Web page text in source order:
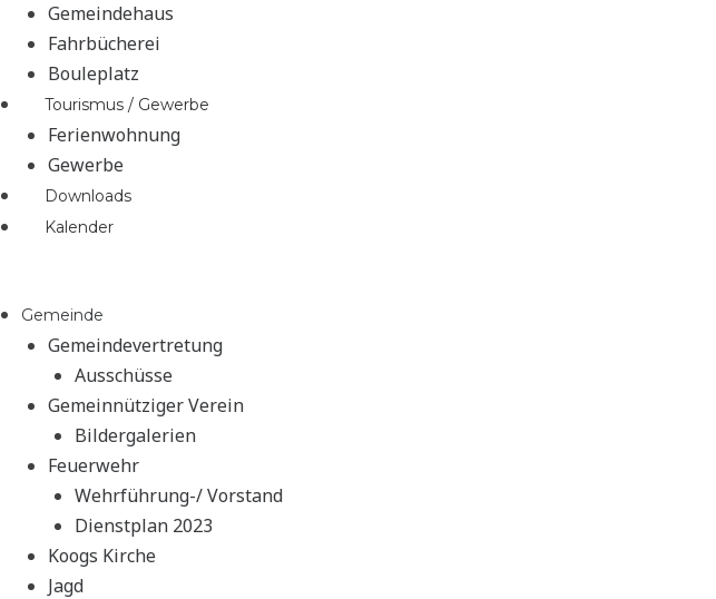
Gemeindehaus
Fahrbücherei
Bouleplatz
Tourismus / Gewerbe
Ferienwohnung
Gewerbe
Downloads
Kalender
Gemeinde
Gemeindevertretung
Ausschüsse
Gemeinnütziger Verein
Bildergalerien
Feuerwehr
Wehrführung-/ Vorstand
Dienstplan 2023
Koogs Kirche
Jagd